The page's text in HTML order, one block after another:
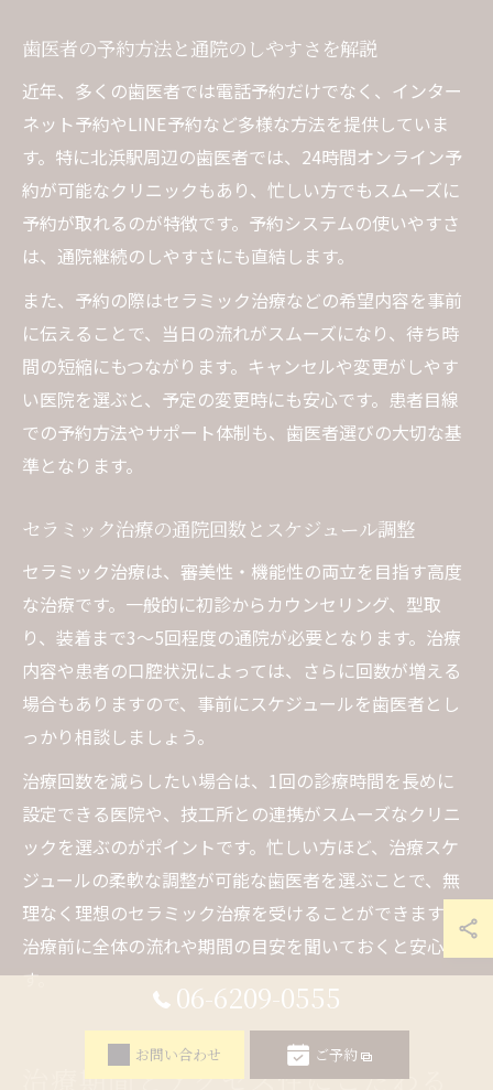
歯医者の予約方法と通院のしやすさを解説
近年、多くの歯医者では電話予約だけでなく、インター
ネット予約やLINE予約など多様な方法を提供していま
す。特に北浜駅周辺の歯医者では、24時間オンライン予
約が可能なクリニックもあり、忙しい方でもスムーズに
予約が取れるのが特徴です。予約システムの使いやすさ
は、通院継続のしやすさにも直結します。
また、予約の際はセラミック治療などの希望内容を事前
に伝えることで、当日の流れがスムーズになり、待ち時
間の短縮にもつながります。キャンセルや変更がしやす
い医院を選ぶと、予定の変更時にも安心です。患者目線
での予約方法やサポート体制も、歯医者選びの大切な基
準となります。
セラミック治療の通院回数とスケジュール調整
セラミック治療は、審美性・機能性の両立を目指す高度
な治療です。一般的に初診からカウンセリング、型取
り、装着まで3〜5回程度の通院が必要となります。治療
内容や患者の口腔状況によっては、さらに回数が増える
場合もありますので、事前にスケジュールを歯医者とし
っかり相談しましょう。
治療回数を減らしたい場合は、1回の診療時間を長めに
設定できる医院や、技工所との連携がスムーズなクリニ
ックを選ぶのがポイントです。忙しい方ほど、治療スケ
ジュールの柔軟な調整が可能な歯医者を選ぶことで、無
理なく理想のセラミック治療を受けることができます。
治療前に全体の流れや期間の目安を聞いておくと安心で
す。
治療期間とアクセス性にこだわる
06-6209-0555
お問い合わせ ご予約